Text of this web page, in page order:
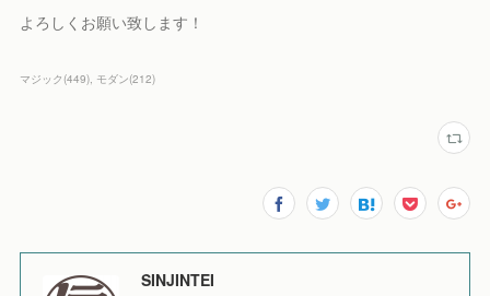
よろしくお願い致します！
マジック (449) モダン(212)
SINJINTEI